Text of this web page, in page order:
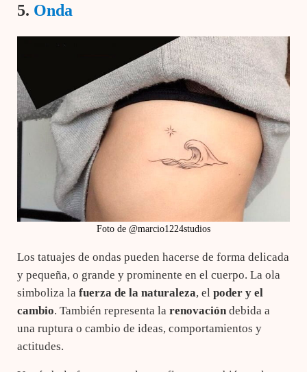
5. Onda
Foto de @marcio1224studios
Los tatuajes de ondas pueden hacerse de forma delicada
y pequeña, o grande y prominente en el cuerpo. La ola
simboliza la fuerza de la naturaleza, el poder y el
cambio. También representa la renovación debida a
una ruptura o cambio de ideas, comportamientos y
actitudes.